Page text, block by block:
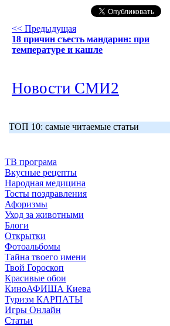
<< Предыдущая
18 причин съесть мандарин: при
температуре и кашле
Новости СМИ2
ТОП 10: самые читаемые статьи
ТВ програма
Вкусные рецепты
Народная медицина
Тосты поздравления
Афоризмы
Уход за животными
Блоги
Открытки
Фотоальбомы
Тайна твоего имени
Твой Гороскоп
Красивые обои
КиноАФИША Киева
Туризм КАРПАТЫ
Игры Онлайн
Статьи